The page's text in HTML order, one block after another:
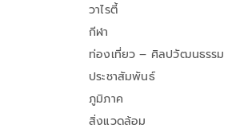
วาไรตี้
กีฬา
ท่องเที่ยว – ศิลปวัฒนธรรม
ประชาสัมพันธ์
ภูมิภาค
สิ่งแวดล้อม